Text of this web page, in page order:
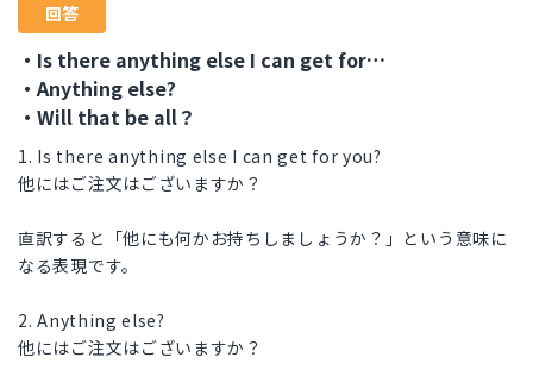
回答
・Is there anything else I can get for…
・Anything else?
・Will that be all？
1. Is there anything else I can get for you?
他にはご注文はございますか？
直訳すると「他にも何かお持ちしましょうか？」という意味に
なる表現です。
2. Anything else?
他にはご注文はございますか？